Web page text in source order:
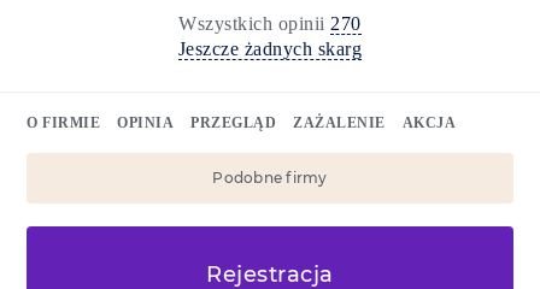
Wszystkich opinii 270
Jeszcze żadnych skarg
O FIRMIE OPINIA PRZEGLĄD ZAŻALENIE AKCJA
Podobne firmy
Rejestracja